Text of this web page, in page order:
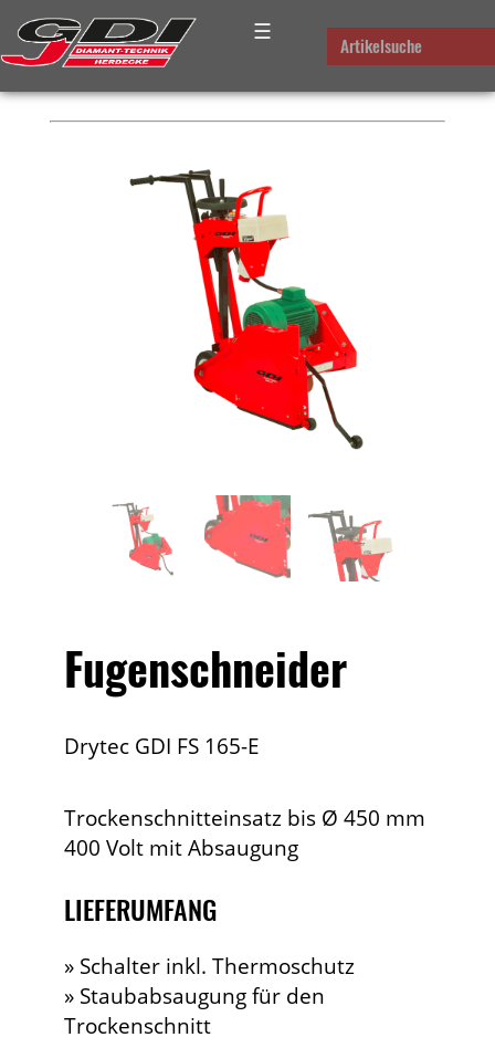
☰ Artikelsuche
PLATZHALTER FÜR DAS
BREADCRUMB-MENUE
Fugenschneider
Drytec GDI FS 165-E
Trockenschnitteinsatz bis Ø 450 mm
400 Volt mit Absaugung
LIEFERUMFANG
» Schalter inkl. Thermoschutz
» Staubabsaugung für den
Trockenschnitt